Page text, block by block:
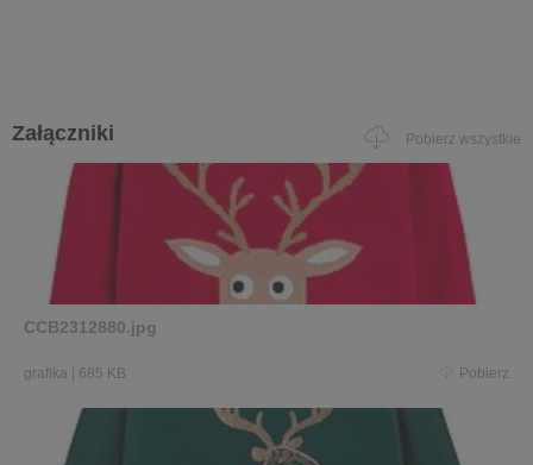
Załączniki Pobierz wszystkie
CCB2312880.jpg
grafika 685 KB Pobierz